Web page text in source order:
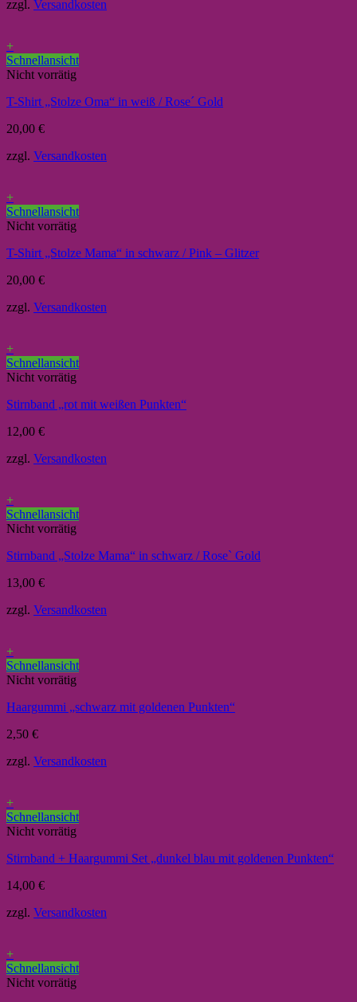
zzgl. Versandkosten
+
Schnellansicht
Nicht vorrätig
T-Shirt „Stolze Oma“ in weiß / Rose´ Gold
20,00 €
zzgl. Versandkosten
+
Schnellansicht
Nicht vorrätig
T-Shirt „Stolze Mama“ in schwarz / Pink – Glitzer
20,00 €
zzgl. Versandkosten
+
Schnellansicht
Nicht vorrätig
Stirnband „rot mit weißen Punkten“
12,00 €
zzgl. Versandkosten
+
Schnellansicht
Nicht vorrätig
Stirnband „Stolze Mama“ in schwarz / Rose` Gold
13,00 €
zzgl. Versandkosten
+
Schnellansicht
Nicht vorrätig
Haargummi „schwarz mit goldenen Punkten“
2,50 €
zzgl. Versandkosten
+
Schnellansicht
Nicht vorrätig
Stirnband + Haargummi Set „dunkel blau mit goldenen Punkten“
14,00 €
zzgl. Versandkosten
+
Schnellansicht
Nicht vorrätig